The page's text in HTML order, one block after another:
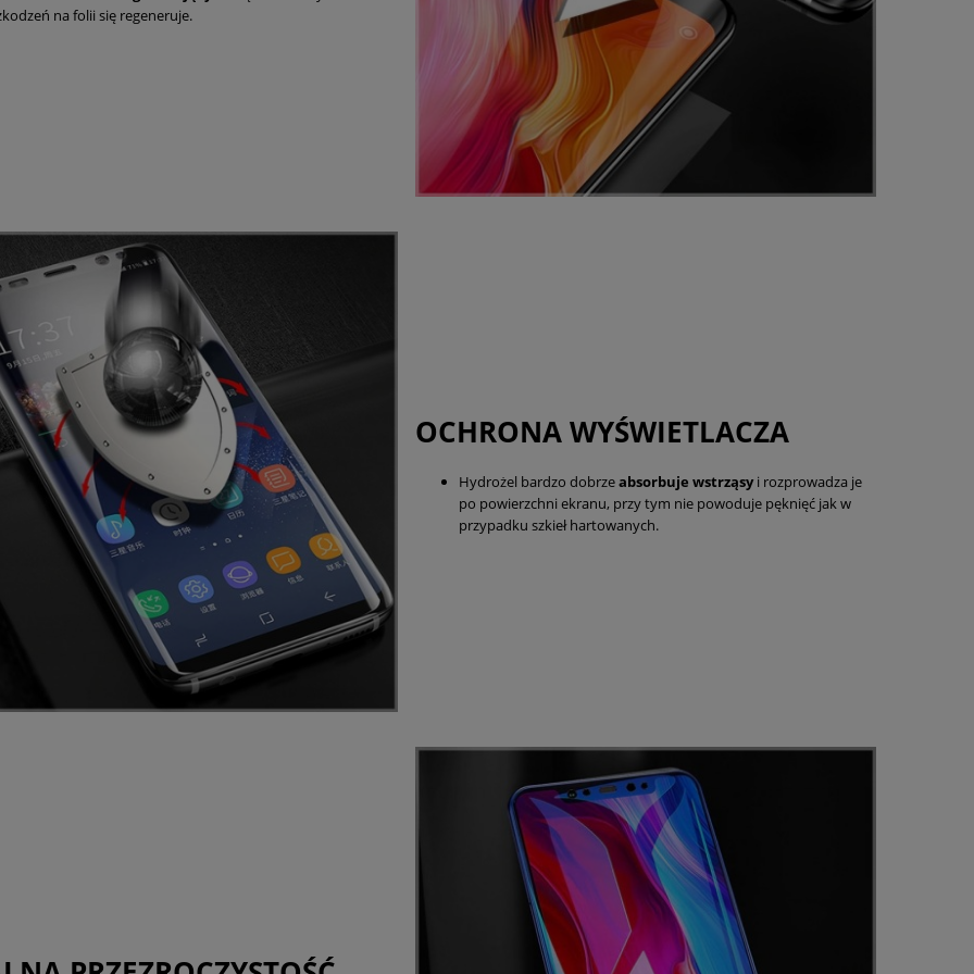
na folii się regeneruje.
OCHRONA WYŚWIETLACZA
Hydrożel bardzo dobrzeabsorbuje wstrząsyi rozprowadza je
po powierzchni ekranu, przy tym nie powoduje pęknięć jak w
przypadku szkieł hartowanych.